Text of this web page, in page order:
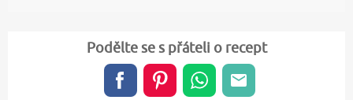
Podělte se s přáteli o recept